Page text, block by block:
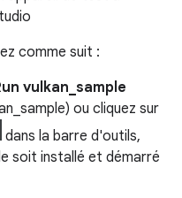
comme suit :
vulkan_sample
ou cliquez sur
dans la barre d'outils,
soit installé et démarré